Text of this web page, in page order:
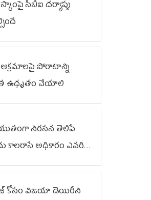
సీబీఐ దర్యాప్తు
అక్రమాలపై పోరాటాన్ని
ఉధృతం చేయాలి
నిరసన తెలిపే
కాలరాసే అధికారం ఎవరికీ
కోసం విజయా డెయిరీని